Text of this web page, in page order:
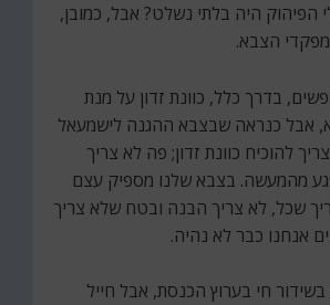
יום? אולי הפיהוק היה בלתי נשלט? אבל, כמובן,
מפקדי הצבא.
בדרך כלל, כוונת זדון על מנת
אבל כנראה שבצבא ההגנה לישמעאל
להוכיח כוונת זדון; פה לא צריך
מהמעשה. בצבא שלנו מספיק עצם
שכל, לא צריך הבנה ובטח שלא צריך
אנחנו כבר לא נהיה.
חי בערוץ הכנסת, אבל חייל